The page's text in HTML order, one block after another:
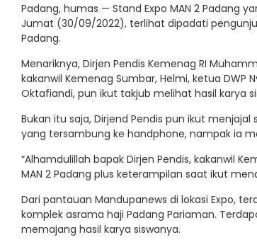
Padang, humas — Stand Expo MAN 2 Padang
Jumat (30/09/2022), terlihat dipadati
Padang.
Menariknya, Dirjen Pendis Kemenag RI
kakanwil Kemenag Sumbar, Helmi, ketua DWP
Oktafiandi, pun ikut takjub melihat hasil karya
Bukan itu saja, Dirjend Pendis pun ikut
yang tersambung ke handphone, nampak ia
“Alhamdulillah bapak Dirjen Pendis, kakanwil
MAN 2 Padang plus keterampilan saat ikut
Dari pantauan Mandupanews di lokasi Expo,
komplek asrama haji Padang Pariaman.
memajang hasil karya siswanya.